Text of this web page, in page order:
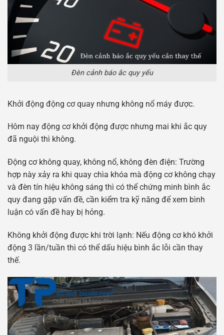
Đèn cảnh báo ắc quy yếu
Khởi động động cơ quay nhưng không nổ máy được.
Hôm nay động cơ khởi động được nhưng mai khi ắc quy
đã nguội thì không.
Động cơ không quay, không nổ, không đèn điện: Trường
hợp này xảy ra khi quay chìa khóa mà động cơ không chạy
và đèn tín hiệu không sáng thì có thể chứng minh bình ắc
quy đang gặp vấn đề, cần kiểm tra kỹ năng để xem bình
luận có vấn đề hay bị hỏng.
Không khởi động được khi trời lạnh: Nếu động cơ khó khởi
động 3 lần/tuần thì có thể dấu hiệu bình ắc lỗi cần thay
thế.